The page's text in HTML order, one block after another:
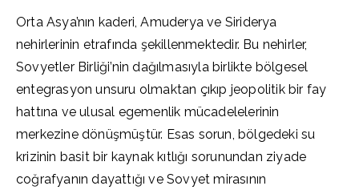
Orta Asya’nın kaderi, Amuderya ve Siriderya
nehirlerinin etrafında şekillenmektedir. Bu nehirler,
Sovyetler Birliği’nin dağılmasıyla birlikte bölgesel
entegrasyon unsuru olmaktan çıkıp jeopolitik bir fay
hattına ve ulusal egemenlik mücadelelerinin
merkezine dönüşmüştür. Esas sorun, bölgedeki su
krizinin basit bir kaynak kıtlığı sorunundan ziyade
coğrafyanın dayattığı ve Sovyet mirasının